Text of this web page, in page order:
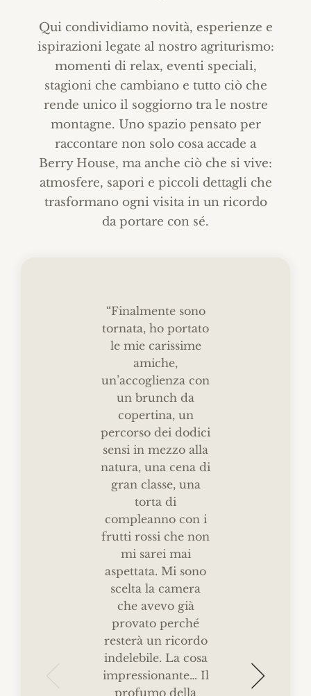
Qui condividiamo novità, esperienze e
ispirazioni legate al nostro agriturismo:
momenti di relax, eventi speciali,
stagioni che cambiano e tutto ciò che
rende unico il soggiorno tra le nostre
montagne. Uno spazio pensato per
raccontare non solo cosa accade a
Berry House, ma anche ciò che si vive:
atmosfere, sapori e piccoli dettagli che
trasformano ogni visita in un ricordo
da portare con sé.
“Finalmente sono
tornata, ho portato
le mie carissime
amiche,
un’accoglienza con
un brunch da
copertina, un
percorso dei dodici
sensi in mezzo alla
natura, una cena di
gran classe, una
torta di
compleanno con i
frutti rossi che non
mi sarei mai
aspettata. Mi sono
scelta la camera
che avevo già
provato perché
resterà un ricordo
indelebile. La cosa
impressionante… Il
profumo della